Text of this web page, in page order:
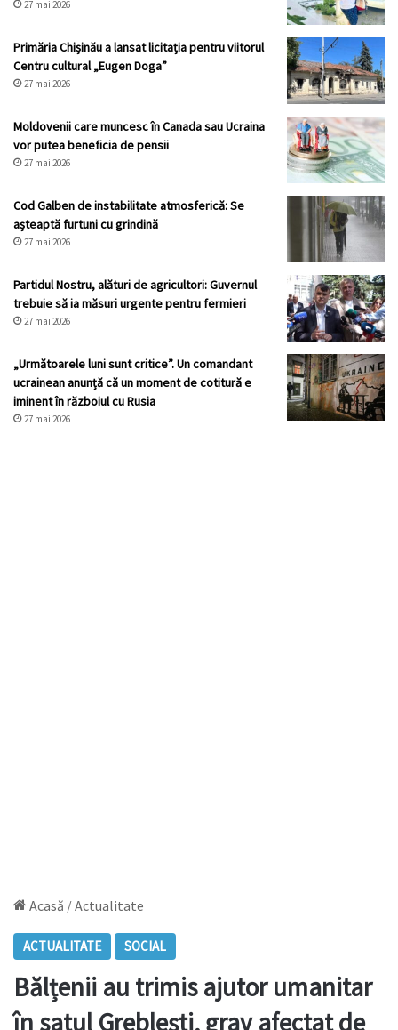
27 mai 2026
Primăria Chișinău a lansat licitația pentru viitorul
Centru cultural „Eugen Doga”
27 mai 2026
Moldovenii care muncesc în Canada sau Ucraina
vor putea beneficia de pensii
27 mai 2026
Cod Galben de instabilitate atmosferică: Se
așteaptă furtuni cu grindină
27 mai 2026
Partidul Nostru, alături de agricultori: Guvernul
trebuie să ia măsuri urgente pentru fermieri
27 mai 2026
„Următoarele luni sunt critice”. Un comandant
ucrainean anunță că un moment de cotitură e
iminent în războiul cu Rusia
27 mai 2026